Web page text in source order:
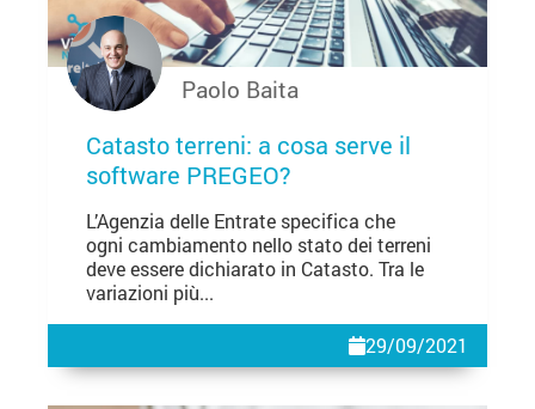
Catasto terreni: a cosa serve il
software PREGEO?
L’Agenzia delle Entrate specifica che
ogni cambiamento nello stato dei terreni
deve essere dichiarato in Catasto. Tra le
variazioni più...
Paolo Baita
29/09/2021